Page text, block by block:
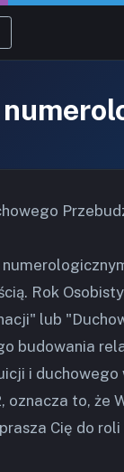
Rok
lub
budowania
i duchowego
oznacza to, że
Cię do